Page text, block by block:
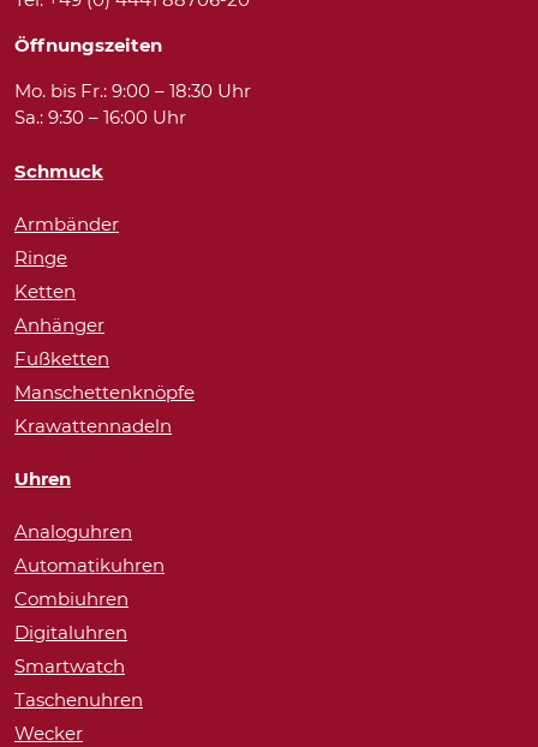
Öffnungszeiten
Mo. bis Fr.: 9:00 – 18:30 Uhr
Sa.: 9:30 – 16:00 Uhr
Schmuck
Armbänder
Ringe
Ketten
Anhänger
Fußketten
Manschettenknöpfe
Krawattennadeln
Uhren
Analoguhren
Automatikuhren
Combiuhren
Digitaluhren
Smartwatch
Taschenuhren
Wecker